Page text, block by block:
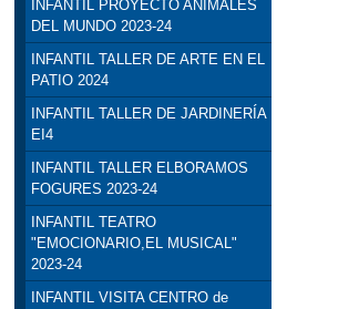
INFANTIL PROYECTO ANIMALES
DEL MUNDO 2023-24
INFANTIL TALLER DE ARTE EN EL
PATIO 2024
INFANTIL TALLER DE JARDINERÍA
EI4
INFANTIL TALLER ELBORAMOS
FOGURES 2023-24
INFANTIL TEATRO
"EMOCIONARIO,EL MUSICAL"
2023-24
INFANTIL VISITA CENTRO de